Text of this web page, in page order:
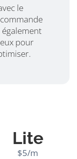
le
pour
Lite
$5/m